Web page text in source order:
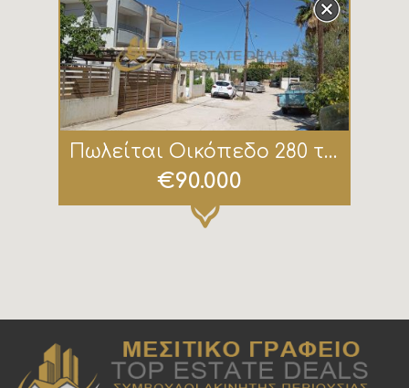
Πωλείται Οικόπεδο 280 τ.μ. στην Κόρινθο
€90.000